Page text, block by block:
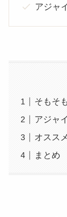
アジャ
そもそ
アジャ
オスス
まとめ